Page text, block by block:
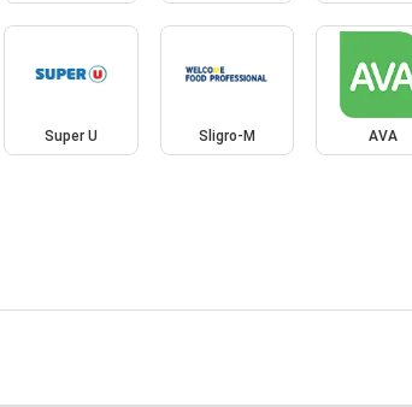
Super U Sligro-M AVA